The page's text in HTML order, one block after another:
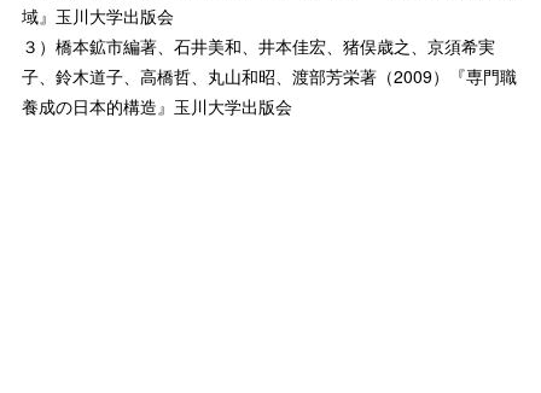
域』玉川大学出版会
３）橋本鉱市編著、石井美和、井本佳宏、猪俣歳之、京須希実
子、鈴木道子、高橋哲、丸山和昭、渡部芳栄著（2009）『専門職
養成の日本的構造』玉川大学出版会